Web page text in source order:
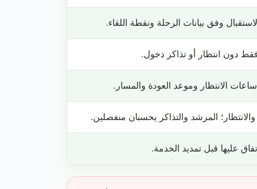
وفق بيانات الرحلة ونقطة اللقاء.
دون انتظار أو تذاكر دخول.
الانتظار وموعد العودة والمسار.
والانتظار؛ المرشد والتذاكر يحسبان منفصلين.
عليها قبل تمديد الخدمة.